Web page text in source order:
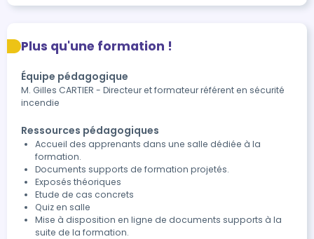
Plus qu'une formation !
Équipe pédagogique
M. Gilles CARTIER - Directeur et formateur référent en sécurité
incendie
Ressources pédagogiques
Accueil des apprenants dans une salle dédiée à la
formation.
Documents supports de formation projetés.
Exposés théoriques
Etude de cas concrets
Quiz en salle
Mise à disposition en ligne de documents supports à la
suite de la formation.